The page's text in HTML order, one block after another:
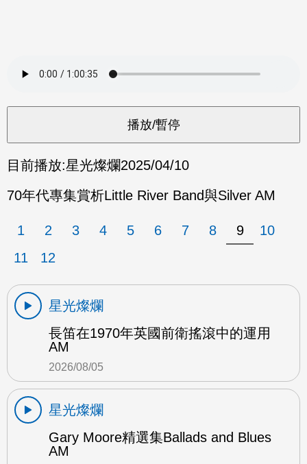
目前播放:星光燦爛2025/04/10
70年代專集賞析Little River Band與Silver AM
1 2 3 4 5 6 7 8 9
10
11
12
星光燦爛
長笛在1970年英國前衛搖滾中的運用
AM
2026/08/05
星光燦爛
Gary Moore精選集Ballads and Blues
AM